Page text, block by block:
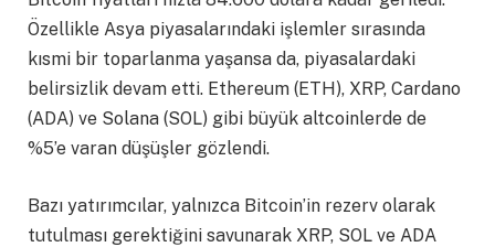
Özellikle Asya piyasalarındaki işlemler sırasında
kısmi bir toparlanma yaşansa da, piyasalardaki
belirsizlik devam etti. Ethereum (ETH), XRP, Cardano
(ADA) ve Solana (SOL) gibi büyük altcoinlerde de
%5’e varan düşüşler gözlendi.
Bazı yatırımcılar, yalnızca Bitcoin’in rezerv olarak
tutulması gerektiğini savunarak XRP, SOL ve ADA